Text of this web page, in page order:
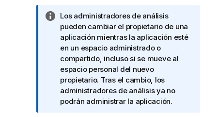
N
o
t
a
i
n
f
o
r
Los administradores de análisis
pueden cambiar el propietario de una
aplicación mientras la aplicación esté
en un espacio administrado o
compartido, incluso si se mueve al
espacio personal del nuevo
propietario. Tras el cambio, los
administradores de análisis ya no
podrán administrar la aplicación.